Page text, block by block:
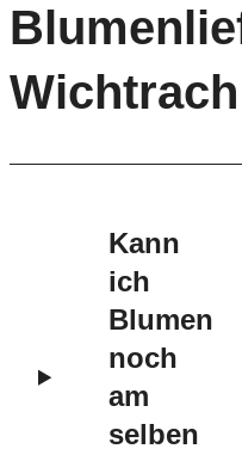
Wichtrach
Kann
ich
Blumen
noch
am
selben